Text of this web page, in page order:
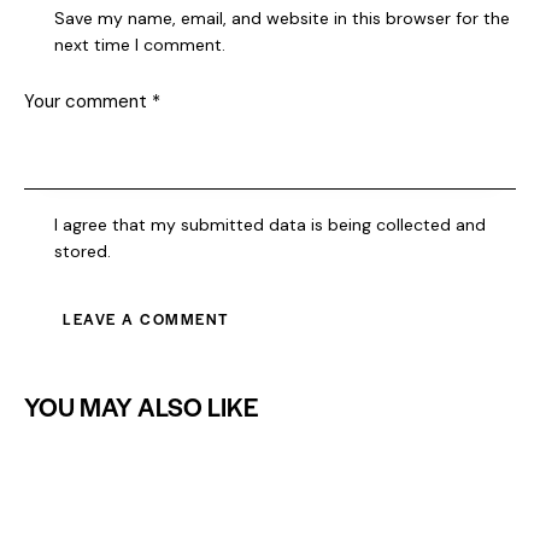
Save my name, email, and website in this browser for the
next time I comment.
I agree that my submitted data is being collected and
stored.
YOU MAY ALSO LIKE